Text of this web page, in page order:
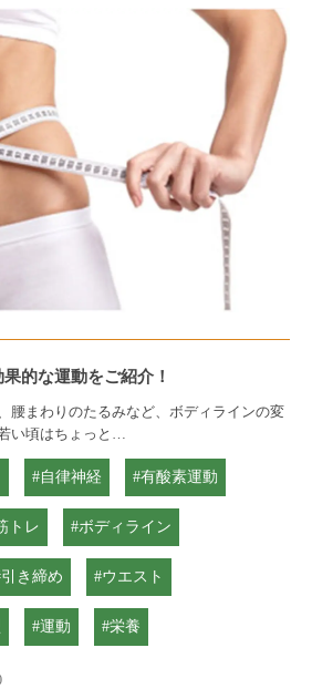
的な運動をご紹介！
腰まわりのたるみなど、ボディラインの変
い頃はちょっと…
#自律神経 #有酸素運動
トレ #ボディライン
き締め #ウエスト
#運動 #栄養